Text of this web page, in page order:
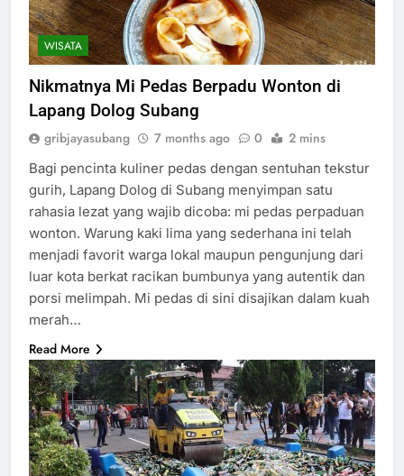
WISATA
Nikmatnya Mi Pedas Berpadu Wonton di
Lapang Dolog Subang
gribjayasubang 7 months ago 0 2 mins
Bagi pencinta kuliner pedas dengan sentuhan tekstur
gurih, Lapang Dolog di Subang menyimpan satu
rahasia lezat yang wajib dicoba: mi pedas perpaduan
wonton. Warung kaki lima yang sederhana ini telah
menjadi favorit warga lokal maupun pengunjung dari
luar kota berkat racikan bumbunya yang autentik dan
porsi melimpah. Mi pedas di sini disajikan dalam kuah
merah…
Read More